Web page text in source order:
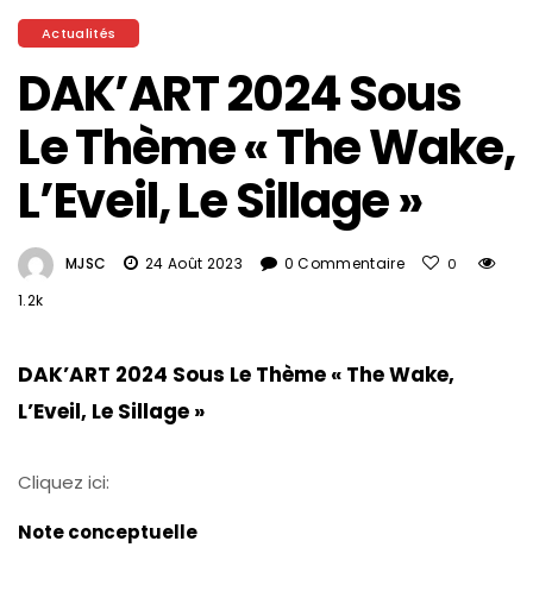
Actualités
DAK’ART 2024 Sous
Le Thème « The Wake,
L’Eveil, Le Sillage »
MJSC 24 Août 2023 0 Commentaire 0
1.2k
DAK’ART 2024 Sous Le Thème « The Wake,
L’Eveil, Le Sillage »
Cliquez ici:
Note conceptuelle